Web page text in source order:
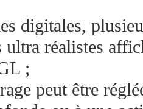
digitales,
réalistes
;
peut être